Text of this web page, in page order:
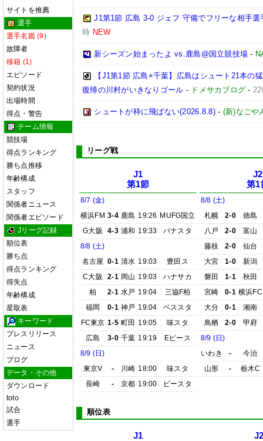
サイトを推薦
選手
選手名鑑 (9)
故障者
移籍 (1)
エピソード
契約状況
出場時間
得点・警告
チーム情報
競技場
得点ランキング
勝ち点推移
年齢構成
スタッフ
関係者ニュース
関係者エピソード
Jリーグ記録
順位表
勝ち点
得点ランキング
得失点
年齢構成
星取表
キーワード
プレスリリース
ニュース
ブログ
データ・その他
ダウンロード
toto
試合
選手
J1第1節 広島 3-0 ジェフ 守備でフリーな相手
時 NEW
新シーズン始まったよ vs.鹿島@国立競技場 -
【J1第1節 広島×千葉】広島はシュート21本の
復帰の川村がいきなりゴール - ドメサカブログ - 22
シュートが枠に飛ばない(2026.8.8)- (新)なごや
リーグ戦
J1
第1節
8/7 (金)
横浜FM 3-4 鹿島 19:26 MUFG国立
G大阪
4-3 浦和 19:33
パナスタ
8/8 (土)
名古屋 0-1 清水 19:03
豊田ス
C大阪
2-1 岡山 19:03
ハナサカ
柏
2-1 水戸 19:04
三協F柏
福岡
0-1 神戸 19:04
ベススタ
FC東京 1-5 町田 19:05
味スタ
広島
3-0 千葉 19:19
Eピース
8/9 (日)
東京V
- 川崎 18:00
味スタ
長崎
- 京都 19:00 ピースタ
J2
第1
8/8 (土)
札幌
2-0
徳島
八戸
2-0
富山
藤枝
2-0
仙台
大宮
1-0
新潟
磐田
1-1
秋田
宮崎
0-1 横浜FC
大分
0-1
湘南
鳥栖
2-0
甲府
8/9 (日)
いわき
-
今治
山形
- 栃木C
順位表
J1